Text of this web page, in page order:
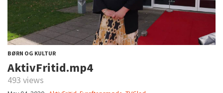
BØRN OG KULTUR
AktivFritid.mp4
493 views